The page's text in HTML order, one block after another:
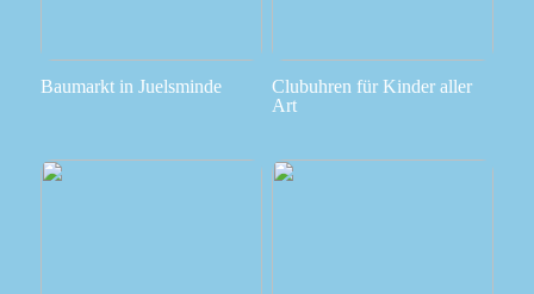
Baumarkt in Juelsminde
Clubuhren für Kinder aller
Art